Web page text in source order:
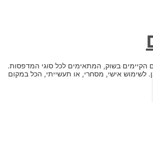
הקיימים בשוק, המתאימים לכל סוגי המדפסות.
לשימוש אישי, מסחרי, או תעשייתי, הכל במקום